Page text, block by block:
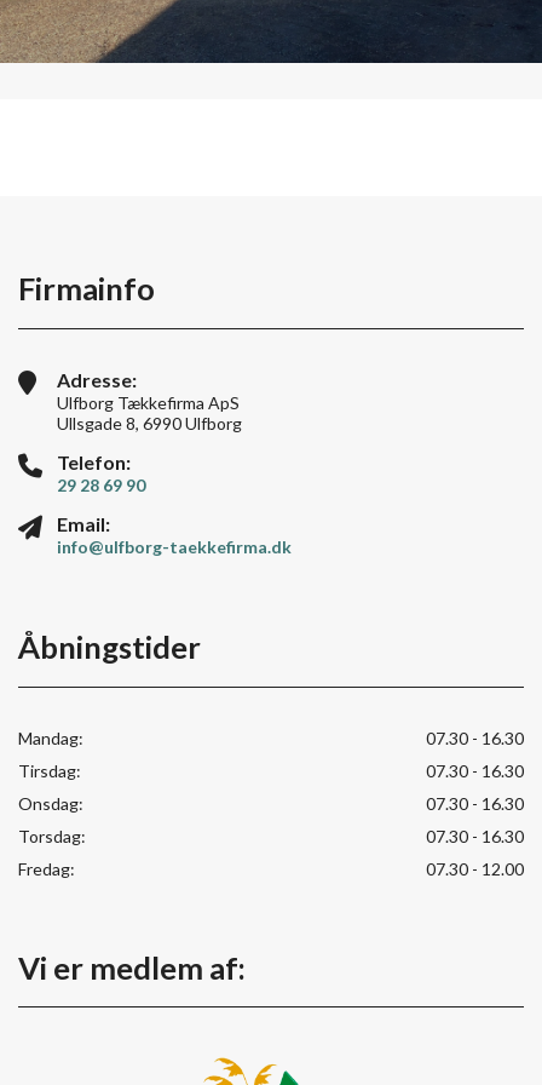
Firmainfo
Adresse:
Ulfborg Tækkefirma ApS
Ullsgade 8, 6990 Ulfborg
Telefon:
29 28 69 90
Email:
info@ulfborg-taekkefirma.dk
Åbningstider
Mandag:
07.30 - 16.30
Tirsdag:
07.30 - 16.30
Onsdag:
07.30 - 16.30
Torsdag:
07.30 - 16.30
Fredag:
07.30 - 12.00
Vi er medlem af: